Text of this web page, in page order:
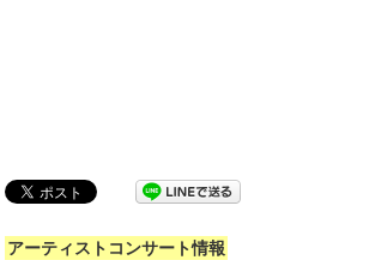
アーティストコンサート情報